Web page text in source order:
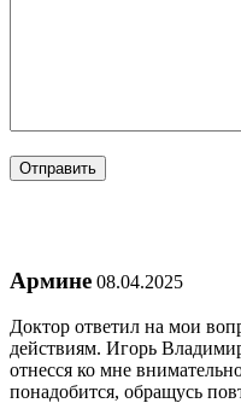
Армине 08.04.2025
Доктор ответил на мои
действиям. Игорь
отнесся ко мне
понадобится, обращусь